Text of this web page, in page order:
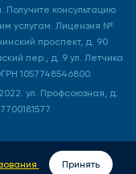
Получите консультацию
услугам. Лицензия №
проспект, д. 90
пер., д. 9 ул. Летчика
1057748546800.
ул. Профсоюзная, д.
Принять
ЗАПИСАТЬСЯ ОНЛАЙН